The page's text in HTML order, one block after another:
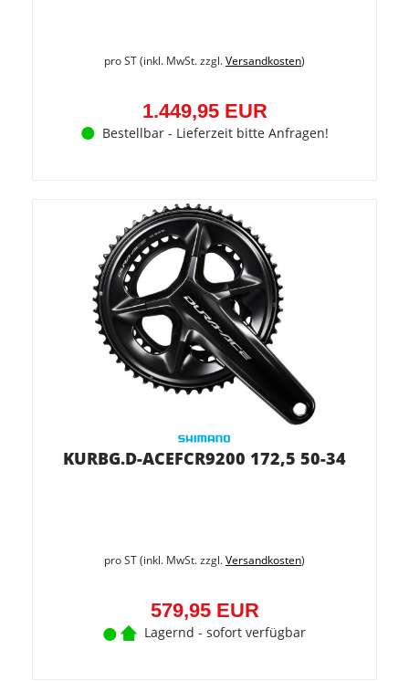
pro ST (inkl. MwSt. zzgl.Versandkosten)
1.449,95 EUR
Bestellbar - Lieferzeit bitte Anfragen!
KURBG.D-ACEFCR9200 172,5 50-34
pro ST (inkl. MwSt. zzgl.Versandkosten)
579,95 EUR
Lagernd - sofort verfügbar